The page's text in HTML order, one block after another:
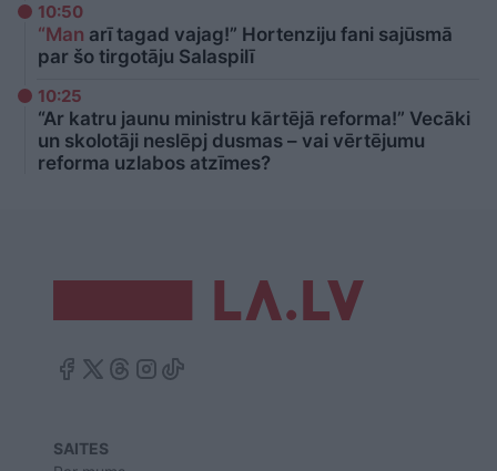
“Man arī tagad vajag!” Hortenziju fani sajūsmā
par šo tirgotāju Salaspilī
10:50
“Ar katru jaunu ministru kārtējā reforma!” Vecāki
un skolotāji neslēpj dusmas – vai vērtējumu
reforma uzlabos atzīmes?
10:25
SAITES